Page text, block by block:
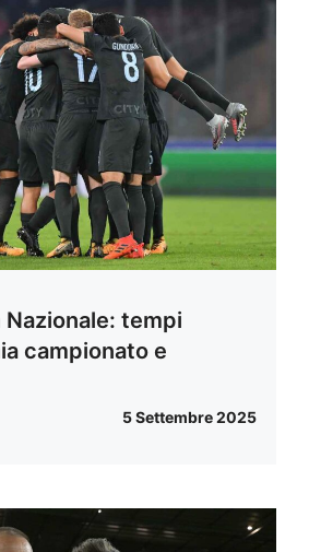
tempi
campionato e
5 Settembre 2025